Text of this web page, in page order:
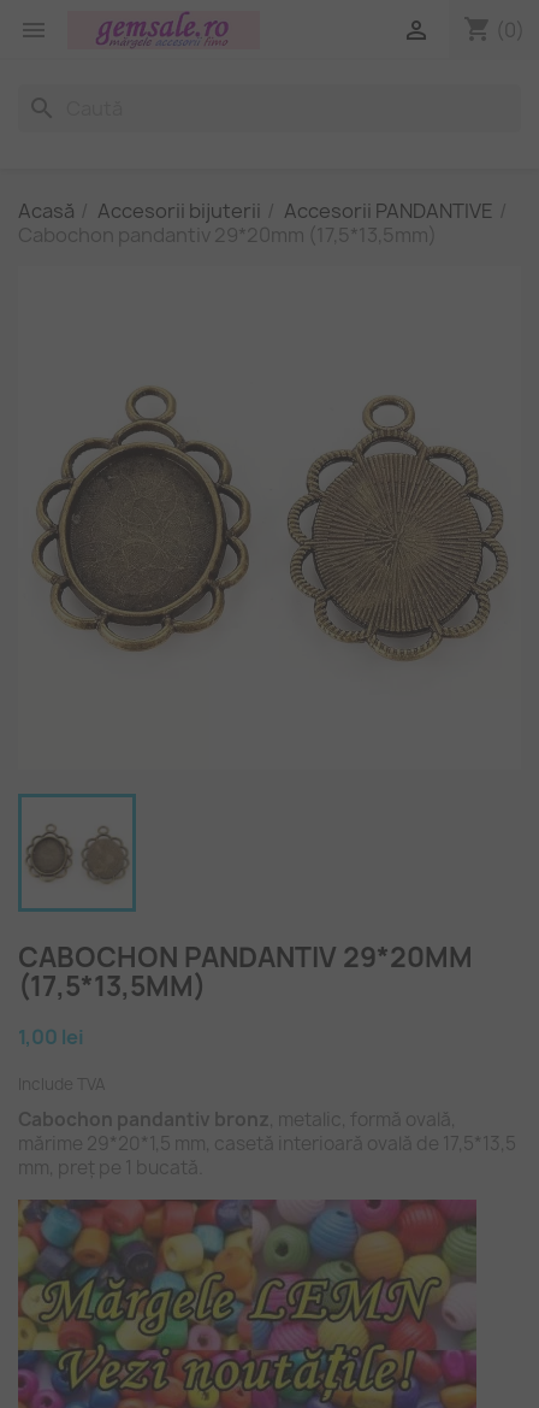
 shopping_cart (0)

search
Acasă Accesorii bijuterii
Accesorii PANDANTIVE
Cabochon pandantiv 29*20mm (17,5*13,5mm)
CABOCHON PANDANTIV 29*20MM
(17,5*13,5MM)
1,00 lei
Include TVA
Cabochon pandantiv bronz, metalic, formă ovală,
mărime 29*20*1,5 mm, casetă interioară ovală de 17,5*13,5
mm, preț pe 1 bucată.